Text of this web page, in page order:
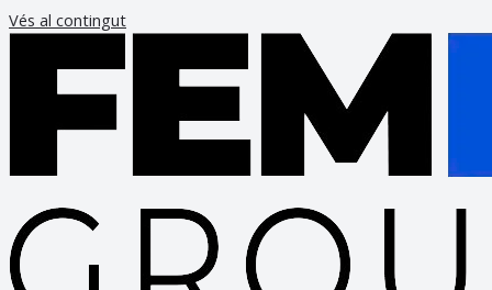
Vés al contingut